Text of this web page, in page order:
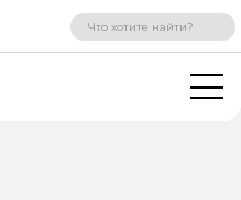
ВХОД РЕГИСТРАЦИЯ